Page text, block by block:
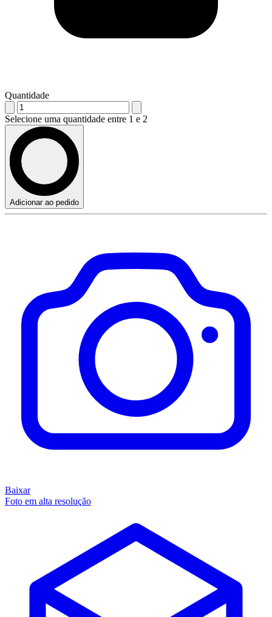
Quantidade
Selecione uma quantidade entre 1 e 2
Adicionar ao pedido
Baixar
Foto em alta resolução